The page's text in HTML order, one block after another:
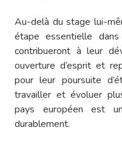
Au-delà du stage lui-
étape essentielle
contribueront à leur
ouverture d’esprit et
pour leur poursuite
travailler et évoluer
pays européen est
durablement.